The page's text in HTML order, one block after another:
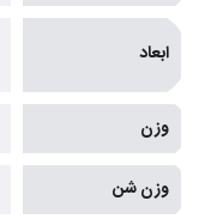
ابعاد
وزن
وزن شن